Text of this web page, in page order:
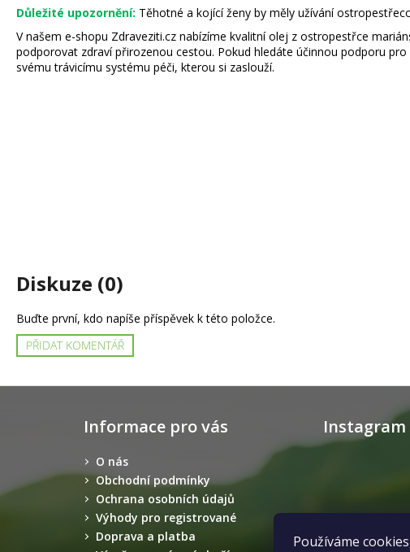
Používáme
Důležité upozornění: Těhotné a kojící ženy by měly užívání
V našem e-shopu Zdraveziti.cz nabízíme kvalitní olej z ostropestřce
podporovat zdraví přirozenou cestou. Pokud hledáte účinnou podporu
svému trávicímu systému péči, kterou si zaslouží.
Diskuze (0)
Buďte první, kdo napíše příspěvek k této položce.
PŘIDAT KOMENTÁŘ
í
Informace pro vás
O nás
Obchodní podmínky
Ochrana osobních údajů
Výhody pro registrované
Doprava a platba
Instagram